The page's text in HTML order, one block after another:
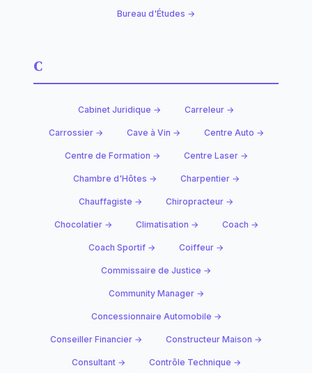
Bureau d'Études →
C
Cabinet Juridique → Carreleur →
Carrossier → Cave à Vin → Centre Auto →
Centre de Formation → Centre Laser →
Chambre d'Hôtes → Charpentier →
Chauffagiste → Chiropracteur →
Chocolatier → Climatisation → Coach →
Coach Sportif → Coiffeur →
Commissaire de Justice →
Community Manager →
Concessionnaire Automobile →
Conseiller Financier → Constructeur Maison →
Consultant → Contrôle Technique →